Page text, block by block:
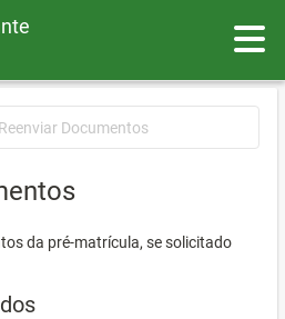
Reenviar Documentos
da pré-matrícula, se solicitado